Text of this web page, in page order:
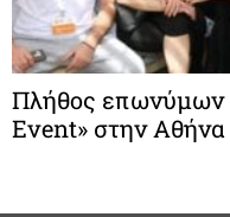
Πλήθος επωνύμων
Event» στην Αθήνα